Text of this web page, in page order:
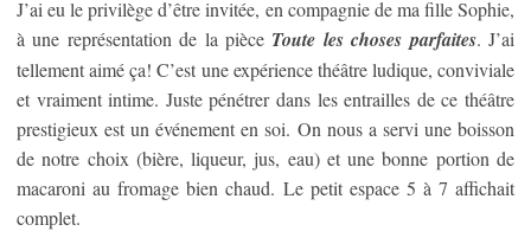
J’ai eu le privilège d’être invitée, en compagnie de ma fille Sophie,
à une représentation de la pièce Toute les choses parfaites. J’ai
tellement aimé ça! C’est une expérience théâtre ludique, conviviale
et vraiment intime. Juste pénétrer dans les entrailles de ce théâtre
prestigieux est un événement en soi. On nous a servi une boisson
de notre choix (bière, liqueur, jus, eau) et une bonne portion de
macaroni au fromage bien chaud. Le petit espace 5 à 7 affichait
complet.